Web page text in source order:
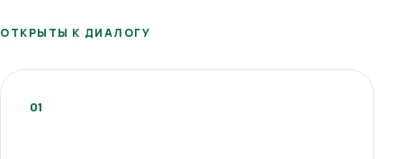
ОТКРЫТЫ К ДИАЛОГУ
01